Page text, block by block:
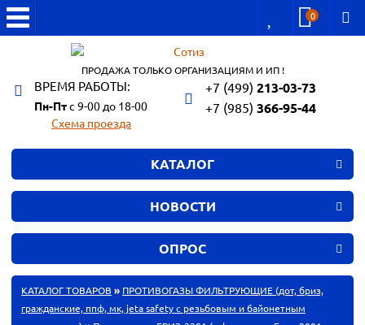
0
ПРОДАЖА ТОЛЬКО ОРГАНИЗАЦИЯМ И ИП !
ВРЕМЯ РАБОТЫ:
Пн-Птс 9-00 до 18-00
Схема проезда
+7 (499) 213-03-73
+7 (985) 366-95-44
КАТАЛОГ
НОВОСТИ
ОПРОС
КАТАЛОГ ТОВАРОВ » ПРОТИВОГАЗЫ ФИЛЬТРУЮЩИЕ (дот, бриз,
гражданские, ппф, мк, jeta safety с резьбовым и байонетным